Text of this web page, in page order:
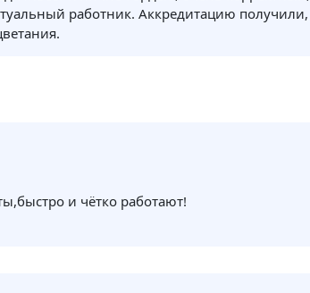
работник. Аккредитацию получили,
и чётко работают!